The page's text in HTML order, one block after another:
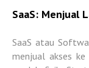
SaaS: Menjual
SaaS atau
menjual akses